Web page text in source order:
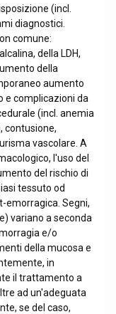
(incl.
diagnostici.
comune:
della LDH,
della
aumento
e complicazioni da
(incl. anemia
contusione,
vascolare. A
l'uso del
del rischio di
tessuto od
emorragica. Segni,
variano a seconda
e/o
della mucosa e
in
il trattamento a
ad un'adeguata
se del caso,